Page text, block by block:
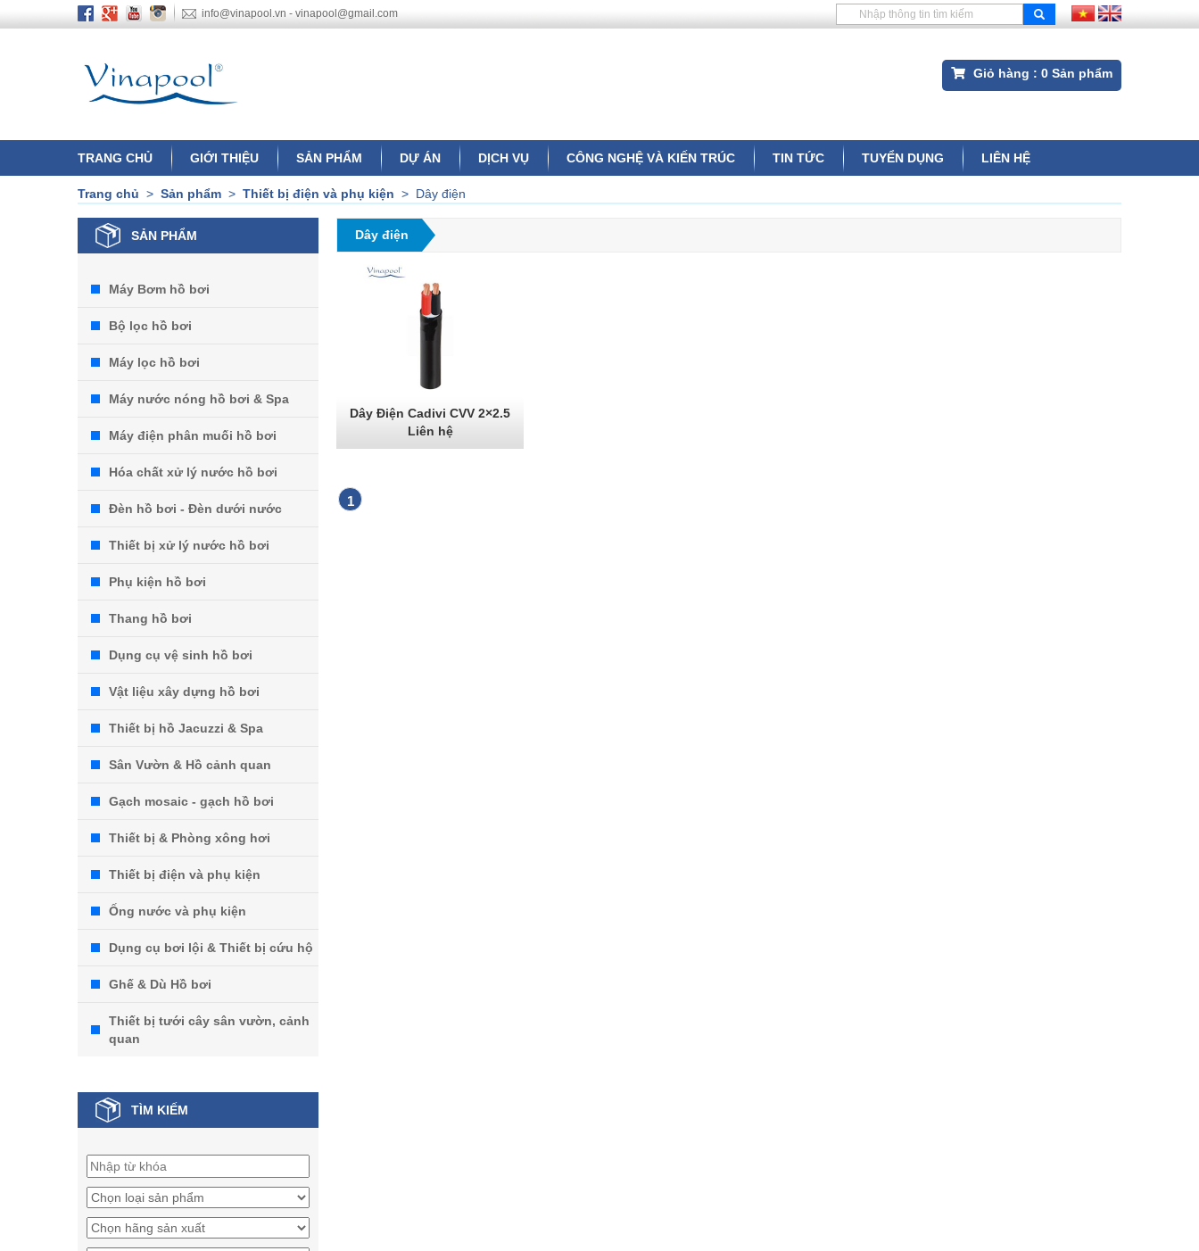
info@vinapool.vn - vinapool@gmail.com
Giỏ hàng : 0 Sản phẩm
TRANG CHỦ GIỚI THIỆU SẢN PHẨM DỰ ÁN DỊCH VỤ CÔNG NGHỆ VÀ KIẾN TRÚC TIN TỨC TUYỂN DỤNG LIÊN HỆ
Trang chủ > Sản phẩm > Thiết bị điện và phụ kiện > Dây điện
SẢN PHẨM
Máy Bơm hồ bơi
Bộ lọc hồ bơi
Máy lọc hồ bơi
Máy nước nóng hồ bơi & Spa
Máy điện phân muối hồ bơi
Hóa chất xử lý nước hồ bơi
Đèn hồ bơi - Đèn dưới nước
Thiết bị xử lý nước hồ bơi
Phụ kiện hồ bơi
Thang hồ bơi
Dụng cụ vệ sinh hồ bơi
Vật liệu xây dựng hồ bơi
Thiết bị hồ Jacuzzi & Spa
Sân Vườn & Hồ cảnh quan
Gạch mosaic - gạch hồ bơi
Thiết bị & Phòng xông hơi
Thiết bị điện và phụ kiện
Ống nước và phụ kiện
Dụng cụ bơi lội & Thiết bị cứu hộ
Ghế & Dù Hồ bơi
Thiết bị tưới cây sân vườn, cảnh
quan
TÌM KIẾM
Dây điện
Dây Điện Cadivi CVV 2×2.5
Liên hệ
1